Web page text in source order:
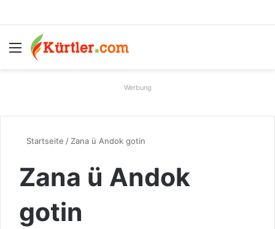
Menü
Werbung
Startseite / Zana ü Andok gotin
Zana ü Andok
gotin